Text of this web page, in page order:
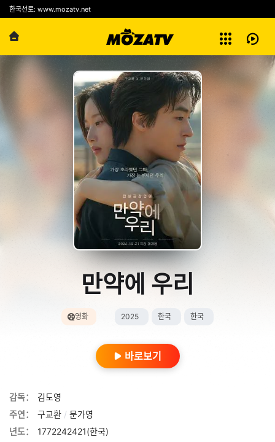
한국선로: www.mozatv.net
전체보기
만약에 우리
영화 2025 한국 한국
바로보기
감독：
김도영
주연：
구교환 / 문가영
년도：
1772242421(한국)